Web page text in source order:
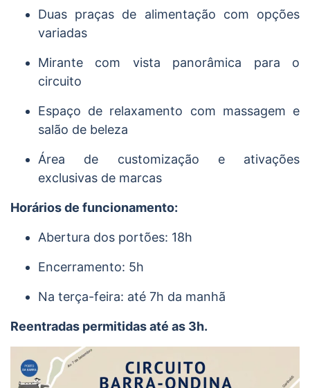
Duas praças de alimentação com opções
variadas
Mirante com vista panorâmica para o
circuito
Espaço de relaxamento com massagem e
salão de beleza
Área de customização e ativações
exclusivas de marcas
Horários de funcionamento:
Abertura dos portões: 18h
Encerramento: 5h
Na terça-feira: até 7h da manhã
Reentradas permitidas até as 3h.